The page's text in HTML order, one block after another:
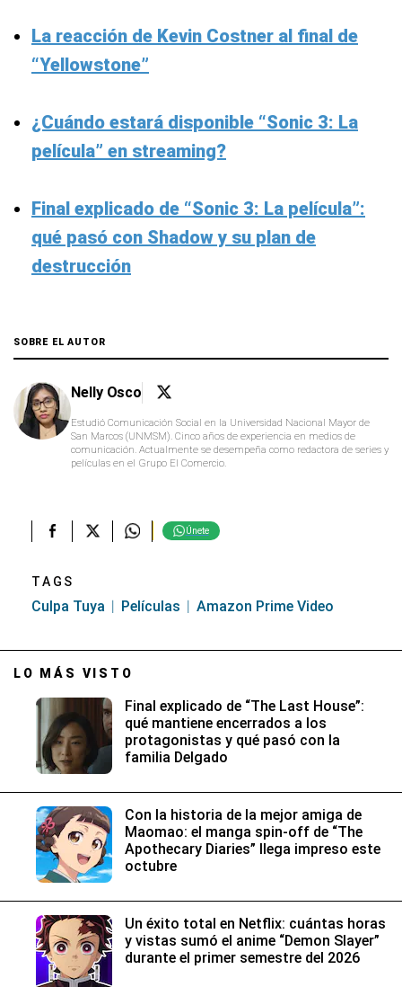
La reacción de Kevin Costner al final de
“Yellowstone”
¿Cuándo estará disponible “Sonic 3: La
película” en streaming?
Final explicado de “Sonic 3: La película”:
qué pasó con Shadow y su plan de
destrucción
SOBRE EL AUTOR
Nelly Osco
Estudió Comunicación Social en la Universidad Nacional Mayor de
San Marcos (UNMSM). Cinco años de experiencia en medios de
comunicación. Actualmente se desempeña como redactora de series y
películas en el Grupo El Comercio.
Únete
TAGS
Culpa Tuya Películas Amazon Prime Video
LO MÁS VISTO
Final explicado de “The Last House”:
qué mantiene encerrados a los
protagonistas y qué pasó con la
familia Delgado
Con la historia de la mejor amiga de
Maomao: el manga spin-off de “The
Apothecary Diaries” llega impreso este
octubre
Un éxito total en Netflix: cuántas horas
y vistas sumó el anime “Demon Slayer”
durante el primer semestre del 2026